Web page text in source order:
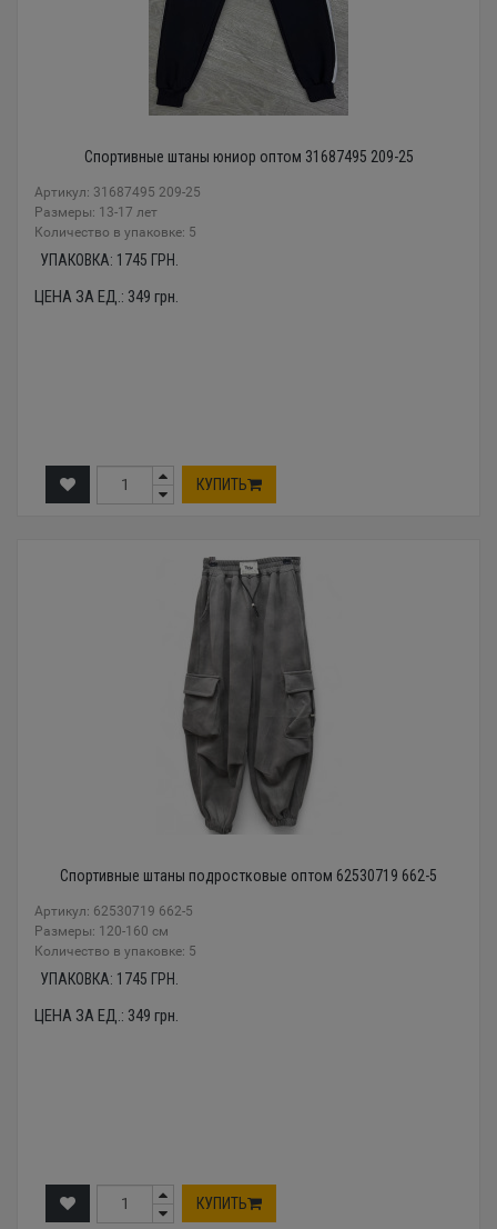
Спортивные штаны юниор оптом 31687495 209-25
Артикул: 31687495 209-25
Размеры: 13-17 лет
Количество в упаковке: 5
УПАКОВКА: 1745 ГРН.
ЦЕНА ЗА ЕД.: 349 грн.
КУПИТЬ
Спортивные штаны подростковые оптом 62530719 662-5
Артикул: 62530719 662-5
Размеры: 120-160 см
Количество в упаковке: 5
УПАКОВКА: 1745 ГРН.
ЦЕНА ЗА ЕД.: 349 грн.
КУПИТЬ